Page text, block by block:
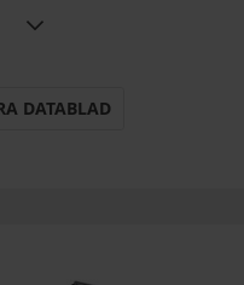
DATABLAD